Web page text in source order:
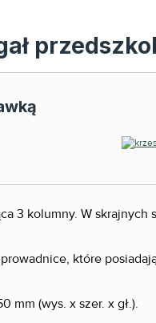
3 kolumny. W
które
mm (wys. x szer. x gł.).